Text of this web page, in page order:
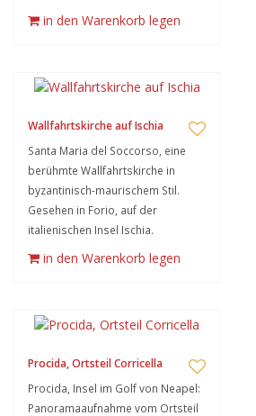
in den Warenkorb legen
Wallfahrtskirche auf Ischia
Santa Maria del Soccorso, eine
berühmte Wallfahrtskirche in
byzantinisch-maurischem Stil.
Gesehen in Forio, auf der
italienischen Insel Ischia.
in den Warenkorb legen
Procida, Ortsteil Corricella
Procida, Insel im Golf von Neapel:
Panoramaaufnahme vom Ortsteil